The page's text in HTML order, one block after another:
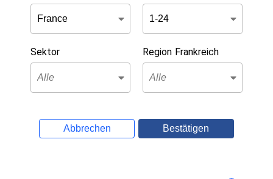
Sektor Region Frankreich
Abbrechen Bestätigen